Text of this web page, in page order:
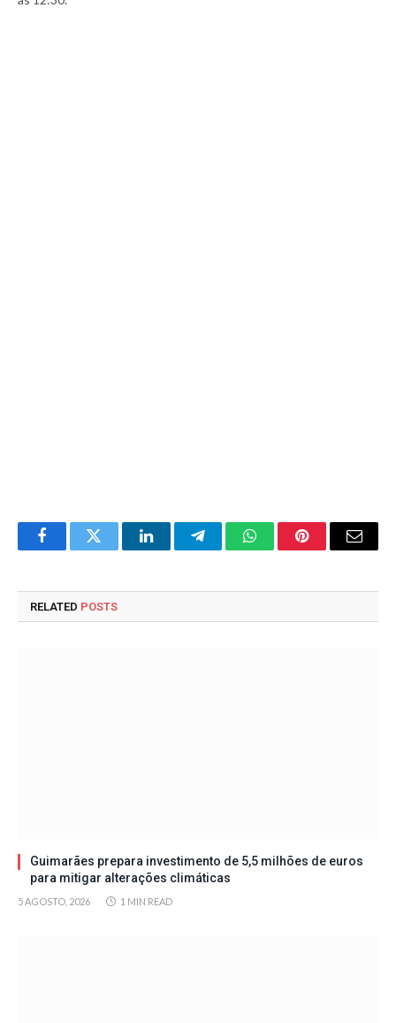
FacebookTwitter LinkedInTelegramWhatsAppPinterestEmail
RELATED POSTS
Guimarães prepara investimento de 5,5 milhões de euros
para mitigar alterações climáticas
5 AGOSTO, 2026 1 MIN READ